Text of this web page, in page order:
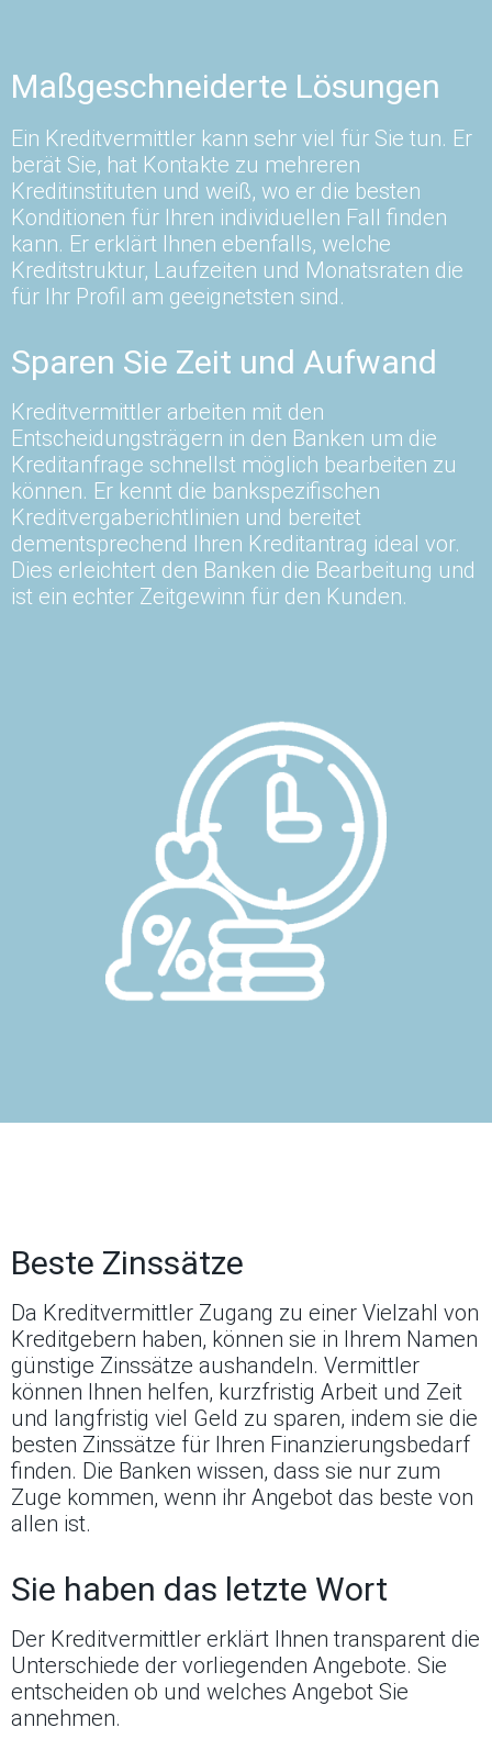
Maßgeschneiderte Lösungen
Ein Kreditvermittler kann sehr viel für Sie tun. Er
berät Sie, hat Kontakte zu mehreren
Kreditinstituten und weiß, wo er die besten
Konditionen für Ihren individuellen Fall finden
kann. Er erklärt Ihnen ebenfalls, welche
Kreditstruktur, Laufzeiten und Monatsraten die
für Ihr Profil am geeignetsten sind.
Sparen Sie Zeit und Aufwand
Kreditvermittler arbeiten mit den
Entscheidungsträgern in den Banken um die
Kreditanfrage schnellst möglich bearbeiten zu
können. Er kennt die bankspezifischen
Kreditvergaberichtlinien und bereitet
dementsprechend Ihren Kreditantrag ideal vor.
Dies erleichtert den Banken die Bearbeitung und
ist ein echter Zeitgewinn für den Kunden.
Beste Zinssätze
Da Kreditvermittler Zugang zu einer Vielzahl von
Kreditgebern haben, können sie in Ihrem Namen
günstige Zinssätze aushandeln. Vermittler
können Ihnen helfen, kurzfristig Arbeit und Zeit
und langfristig viel Geld zu sparen, indem sie die
besten Zinssätze für Ihren Finanzierungsbedarf
finden. Die Banken wissen, dass sie nur zum
Zuge kommen, wenn ihr Angebot das beste von
allen ist.
Sie haben das letzte Wort
Der Kreditvermittler erklärt Ihnen transparent die
Unterschiede der vorliegenden Angebote. Sie
entscheiden ob und welches Angebot Sie
annehmen.